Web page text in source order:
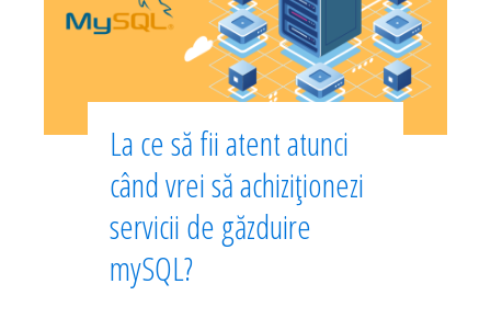
La ce să fii atent atunci
când vrei să achiziționezi
servicii de găzduire
mySQL?